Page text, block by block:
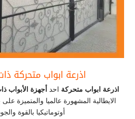
اذرعة ابواب متحركة
اذرعة ابواب متحركة احد أجهزة الأبواب
الايطالية المشهورة عالميا والمتميزة
أوتوماتيكيا بالقوة